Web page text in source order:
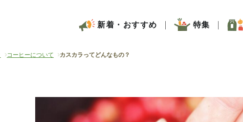
新着・おすすめ 特集
コーヒーについて カスカラってどんなもの？